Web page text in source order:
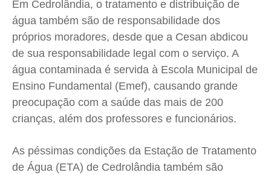
Em Cedrolândia, o tratamento e distribuição de
água também são de responsabilidade dos
próprios moradores, desde que a Cesan abdicou
de sua responsabilidade legal com o serviço. A
água contaminada é servida à Escola Municipal de
Ensino Fundamental (Emef), causando grande
preocupação com a saúde das mais de 200
crianças, além dos professores e funcionários.
As péssimas condições da Estação de Tratamento
de Água (ETA) de Cedrolândia também são